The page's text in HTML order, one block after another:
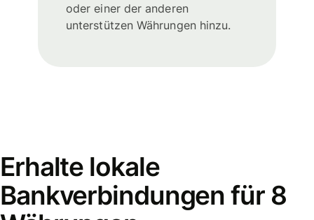
oder einer der anderen
unterstützen Währungen hinzu.
Erhalte lokale
Bankverbindungen für 8